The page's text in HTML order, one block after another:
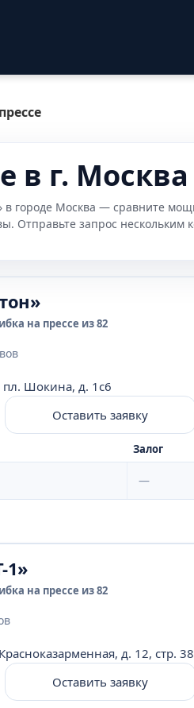
в г. Москва
в городе Москва — сравните
Отправьте запрос нескольким
на прессе из 82
пл. Шокина, д. 1с6
Оставить заявку
Залог
—
1»
на прессе из 82
д. 12, стр. 38
Оставить заявку